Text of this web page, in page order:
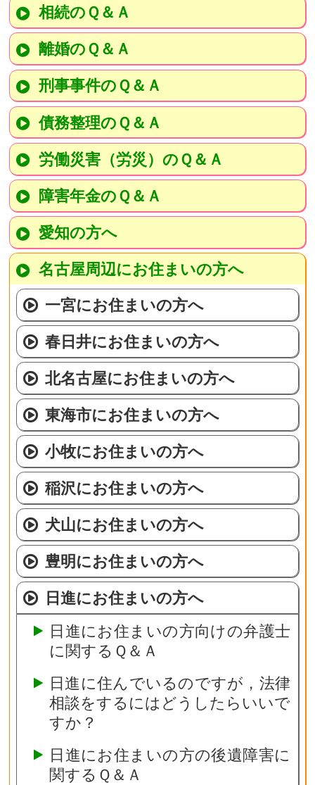
相続のＱ＆Ａ
離婚のＱ＆Ａ
刑事事件のＱ＆Ａ
債務整理のＱ＆Ａ
労働災害（労災）のＱ＆Ａ
障害年金のＱ＆Ａ
愛知の方へ
名古屋周辺にお住まいの方へ
一宮にお住まいの方へ
春日井にお住まいの方へ
北名古屋にお住まいの方へ
東海市にお住まいの方へ
小牧にお住まいの方へ
稲沢にお住まいの方へ
犬山にお住まいの方へ
豊明にお住まいの方へ
日進にお住まいの方へ
日進にお住まいの方向けの弁護士
に関するＱ＆Ａ
日進に住んでいるのですが，法律
相談をするにはどうしたらいいで
すか？
日進にお住まいの方の後遺障害に
関するＱ＆Ａ